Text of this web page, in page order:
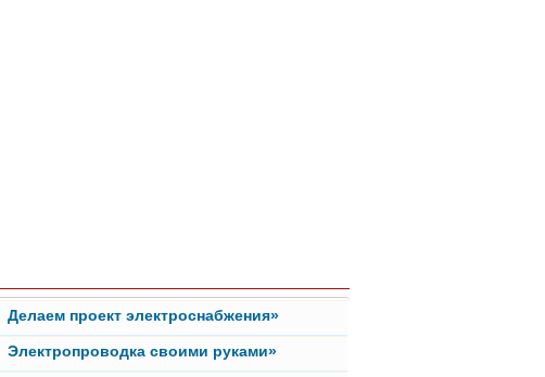
Делаем проект электроснабжения»
Электропроводка своими руками»